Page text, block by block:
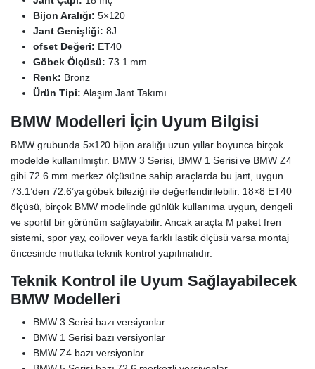
Bijon Aralığı: 5×120
Jant Genişliği: 8J
ofset Değeri: ET40
Göbek Ölçüsü: 73.1 mm
Renk: Bronz
Ürün Tipi: Alaşım Jant Takımı
BMW Modelleri İçin Uyum Bilgisi
BMW grubunda 5×120 bijon aralığı uzun yıllar boyunca birçok
modelde kullanılmıştır. BMW 3 Serisi, BMW 1 Serisi ve BMW Z4
gibi 72.6 mm merkez ölçüsüne sahip araçlarda bu jant, uygun
73.1’den 72.6’ya göbek bileziği ile değerlendirilebilir. 18×8 ET40
ölçüsü, birçok BMW modelinde günlük kullanıma uygun, dengeli
ve sportif bir görünüm sağlayabilir. Ancak araçta M paket fren
sistemi, spor yay, coilover veya farklı lastik ölçüsü varsa montaj
öncesinde mutlaka teknik kontrol yapılmalıdır.
Teknik Kontrol ile Uyum Sağlayabilecek
BMW Modelleri
BMW 3 Serisi bazı versiyonlar
BMW 1 Serisi bazı versiyonlar
BMW Z4 bazı versiyonlar